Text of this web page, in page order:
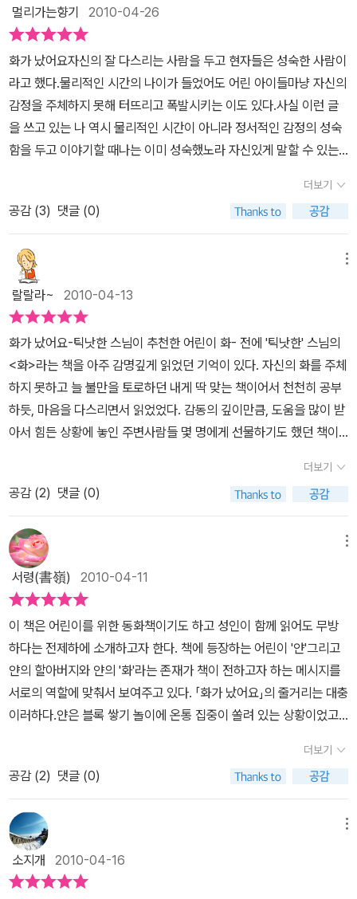
치면 안 돼? 싶기도 하다. 왜 고통스러우면 안 돼? 왜 불행하면 안
돼? 마음의 평안과 행복에 가까운 상태를 위해 잔잔해지라고 하는 거
겠지만 잔파도 말고도 큰 해일이 자주 뒤흔드는 삶도 있단 말이다. 화
를 다스리라는 말을 보니 왠지 더 화가 날 것 같은, 굳이 일부러 평온
을 깨는 심보이다. 어쨌거나 작은 어린이를 자리에 앉히고 이 책을 읽
게 해야 하는데, 어린이는 자신이 심은 해바라기와 방울토마토가 우
와 진짜 많이 자랐다 하고 베란다에서 신나하고 있다. 어린이의 숙제
사람이 아니야. 어떤 일이 네 뜻대로 되지 않을 때 너에게서 뛰쳐나오
는 너의 한 부분이야. 네가 화를 낼 때마다 나는 바로 이렇게 네 곁에
있어. 내가 가까이 있으면 네가 무서워한다는 것도 잘 알아. 나는 널
울게 할 수도 있고, 네가 물건을 부수게 만들 수도 있어. 게다가 네가
다가 화가 나면 싸움이 되고요.어른들은 왜 화가 났는지 보다는 화가
나서 한 말이나 행동을 놓고 나무라곤 해요. 화가 난 상태에서 어른들
에게 야단까지 맞게 되면 정말 기분은 우울해지죠. 세상에 자기를 이
해하고 사랑해주는 사람은 아무도 없는 것 같아 속상해져요. 더 눈물
이 나고 화는 슬픔 혹은 분노와 손을 잡죠. 도대체 화는 뭘까요?전 이
책을 발견했을 때 무척 반가웠어요. 틱낫한 스님이 직접 쓰신 책은 아
니지만 틱낫한 스님의 <화>라는 책이 어린이용으로변신한 느낌이었
어요.어린이 그림책답게 <화>를 빨간 도깨비처럼 표현했어요. 한 편
의 짧은 동화 속에 <화>가 무엇이며 어떻게 화를 다스려야 하는지를
어요. 그런데 오히려 어른들에게 더 필요한 책인 것 같아요. 틱낫한 스
님의 <화>라는 책을 읽으면서 느꼈던 감동을 그 동안 잊고 지냈는데
이 책을 통해서 다시금 깨달았어요. 알고는 있지만 잊기 쉬운 것이 삶
의 지혜인 것 같아요. <화가 났어요>의 주인공은 얀이라는 소년이에
요. 거실에서 블록으로 탑 쌓기를 하고 있어요. 부엌에서 식사 준비를
하던 할아버지께서 말씀하세요. '저녁을 먹고 나서 더 놀아라.' 하지만
얀은 더 놀고 싶어요. 그런데 할아버지는 블록 놀이를 그만하고 밥을
먹자고 계속 말씀하시는 거예요. 화가 난 얀은 아무 말도 못한 채 있다
가 눈물이 나서 큰 소리로 울기 시작해요. 할아버지는 두 팔을 벌려 얀
쌓았던 탑을 손으로 쳐서 무너뜨리게 되네요. 엉망이 된 블럭을 보고
더욱 화가 난 얀은 소리쳐요. '저리 가 버려요! 할아버지가 싫어요!'만
약아이가 이런 말을 했다면 부모들은 화가 났을 거예요.그래서 아이
를 더욱 야단쳤을 거예요. 울고불고 소리치는 아이와 화간 난 부모의
모습을 떠올리니 정말 앞이 깜깜하네요. 그런데 할아버지는 정말 지
혜로운 분이에요. 이렇게 말씀하세요.'네 방으로 가서 너의 화와 함께
앉아 있도록 해라. 할아버지는 네가 차분해져서 얘기를 나눌 수 있을
때 가도록 하마.'얀은 방으로 달려가 펑펑 울어요. 어떻게 화가 나는데
화와 함께 앉아 있을 수 있겠어요? 이 때 새빨간 털복숭이 녀석이 나
타나요.바로 <화>예요. <화>는 얀에게 말을 걸면서 자꾸만 나쁜 행
동과 말을 하자고 유혹해요. 얀은 밖으로 나가자는 <화>의 말을 듣는
대신 함께 방 안에서 춤을 추기도 하고 방바닥을 쾅쾅 치기도 했어요.
숨을 들이마셨다가 천천히 숨을 내쉬었어요. 둘은 친구가 되었어요.
진정이 된 얀은 할아버지와 이야기해요. '할아버지, 무슨 일이 있었는
지 아세요?''알 것 같구나. 네가 너의 화를 잘 보살펴서 너의 화가 멀
리 가버렸구나.'어른들도 마음 한 구석에는 아직 자라지 못한 철부지
아이가 숨어있어요.마치 <화>로 표현되는 빨간 도깨비처럼요. 잘 다
스리지 못하면 그 <화>라는 녀석이 말썽을 부리죠. 말 잘 듣는 착한
아이로 만들려면 다독거리고 달래줄 필요가 있어요. 마치 정말 아이
멀리가는향기 2010-04-26
화가 났어요자신의 잘 다스리는 사람을 두고 현자들은 성숙한 사람이
라고 했다.물리적인 시간의 나이가 들었어도 어린 아이들마냥 자신의
감정을 주체하지 못해 터뜨리고 폭발시키는 이도 있다.사실 이런 글
을 쓰고 있는 나 역시 물리적인 시간이 아니라 정서적인 감정의 성숙
함을 두고 이야기할 때나는 이미 성숙했노라 자신있게 말할 수 있는
이 글을 쓰고 있는지도 모른다.아이와 함께 읽으려고 선택한 책이 물
론 감정이 자유롭고 아직 얽매이는 것에 대해 익숙하지 않은 아이에
게자신의 감정의 주인이 된다는 것이 어떤 것인지 알려줄 것이라 생
각하지만 나 역시 내 감정의 올바른 주인이 되기위해 스스로를 더 잘
다스려야겠구나 생각이 들었다.저녁 시간... 저녁밥이 다 지어져 저녁
을 먹고 놀으라는 할아버지의 이야기에 한창 블록 쌓기에 열을 올리
던 얀은 그만 화가 난다.빨간색 블록 위에 하나만 더 올려야지 했는데
자꾸 밥부터 먹으라는 이야기에 그만 울음을 터뜨리고 화를 내버리는
데그런 얀을 보고 할아버지는 부드럽게 얀에게 얀의 화와 함께 앉아
있으라고 한다.만약 똑같은 상황이 우리집에서 벌어졌다면 나는 얀의
할아버지처럼 그렇게 부드럽고 점잖게 화와 함께 앉아있으라고 하지
못했을 것이다.아마 아이보다 더 크게 더 뜨겁게 더 목청높여 화를 내
었으리라.얀은 새빨간 털복숭이 자신의 화를 만나고 화의 손을 잡고
방안을 빙빙 돌며 춤을 추었다.얀의 화가 지쳐 스스로 멈출 때까지 춤
을 가라앉힌다.얀의 화가 가라앉은 뒤 할아버지는 당신도 어렸을 적
에 그런 일이 있었노라 이야기하며 얀을 안아준다.책 속에서 이야기
한다. 화는 낯선 이가 아니라 어떤 일이 자신의 뜻대로 되지 않을 때
자신의 안에서 뛰쳐나오는 한 부분이며 자신의 화를 다스리는 것도
자신임을 깨닫게 한다.전혀 낯선 것이 아니기에 화는 오히려 다스리
기 쉽고 받아들일 수 있는 것이 아닌가 하는 생각이 들었다.무조건 화
를 내어서는 안된다가 아니라 효율적으로 차분하게 자신의 화와 더불
어 이야기하고 춤을 추며 스스로 지쳐 가라앉을 때까지 자신을 다스
리는 마음을 배울 수 있는 책이었다.
더보기
공감 (3) 댓글 (0)
랄랄라~ 2010-04-13
화가 났어요-틱낫한 스님이 추천한 어린이 화- 전에 '틱낫한' 스님의
<화>라는 책을 아주 감명깊게 읽었던 기억이 있다. 자신의 화를 주체
하지 못하고 늘 불만을 토로하던 내게 딱 맞는 책이어서 천천히 공부
하듯, 마음을 다스리면서 읽었었다. 감동의 깊이만큼, 도움을 많이 받
아서 힘든 상황에 놓인 주변사람들 몇 명에게 선물하기도 했던 책이
스님에 대해서도 더 공부를 하고 싶어져서, 이런 저런 책을 구해 읽기
도 했다. 그렇다고 책처럼, 스님의 말씀처럼 지금나는 여전히'화'를 잘
다스리지 못하지만, 그래도 가끔 솟구치는 내 안의 화를 만날 때면 잠
시 내려놓기에 신경을 쓰면서 호흡을 가다듬곤 한다. 이 번에 읽은 이
동화책 <화가 났어요>를 아이와 함께 읽으면서, 좋아하고 존경하는
'틱낫한'스님이 추천한 책이라기에 아주 호감이 갔다. 그리고 한 번도
생각하지 못했던 아이들의 '화'에 대해서 생각해보는 시간이 되었다.
왜내가 '화'가 나는 것은 당연하다고 생각하면서 아이들이 화를 내는
일에 대해서는 깊게 생각하지 못했는지 뉘우치는 시간이기도 했다.
주인공 '얀'의 할아버지처럼 아이의 화를 스스로 다스리고 물리칠 시
간을 준 적이 있었나 생각해 보게 되었다. 늘 부모노릇이 가장 힘들다
고 생각하고, 투덜거리면서 정말 제대로 부모노릇을 잘 하지 못하고
있다는걸 이렇게 현명한 분들을 만나면 너무도 공감하며 뉘우친다.
아이들의 짧은 동화책이지만 읽다 보면 어른들이 오히려 더 읽었으면
대는 어른들, 아이들이 화를 내는 일을 이해하지 못하는 어른들이 먼
저 읽어야 할 책이다.'얀'이 스스로 자신의 화를 만나서 함께 화내고,
서서히 화를 줄여 나가고, 결국은 스스로 화를 물리치는 과정들은 아
이들이 스스로 배워 나가야 할 중요한 부분이다. 살면서 참 화낼 일이
더보기
공감 (2) 댓글 (0)
서령(書嶺) 2010-04-11
이 책은 어린이를 위한 동화책이기도 하고 성인이 함께 읽어도 무방
하다는 전제하에 소개하고자 한다. 책에 등장하는 어린이 '얀'그리고
얀의 할아버지와 얀의 '화'라는 존재가 책이 전하고자 하는 메시지를
서로의 역할에 맞춰서 보여주고 있다. 「화가 났어요」의 줄거리는 대충
이러하다.얀은 블록 쌓기 놀이에 온통 집중이 쏠려 있는 상황이었고,
만, 얀은 자신의 놀이를 방해한다는 생각에 투덜거리다가결국 눈물을
흘리며 화를 내게 된다. 여기서 할아버지는 이렇게 말한다.
'얘야, 화
가 많이 났구나. 네 방으로 가서 너의 화와 함께 앉아 있도록 해라.할
아버지는 네가 차분해져서 얘기를 나눌 수 있을 때 가도록 하마. ' p.1
3우리는 이쯤에서 책이 전하고자 하는 핵심을 어렴풋이 짐작할 수
있을 것이다. 많은 부모가 아이가 고집을 부리거나 눈물을 흘리면서
짜증을 낼 경우, 처음에는 다독거리다가 진정이 될 기미가 보이지 않
더보기
공감 (2) 댓글 (0)
소지개 2010-04-16